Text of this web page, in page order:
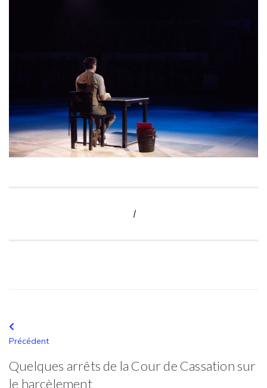
I
Précédent
Quelques arrêts de la Cour de Cassation sur
le harcèlement